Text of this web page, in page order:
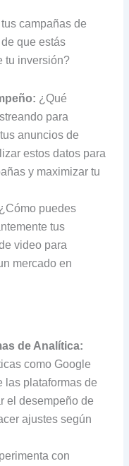
campañas de
que estás
tu inversión?
¿Qué
para
anuncios de
estos datos para
y maximizar tu
¿Cómo puedes
tus
video para
mercado en
de Analítica:
como Google
las plataformas de
el desempeño de
ajustes según
con